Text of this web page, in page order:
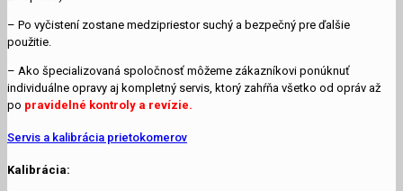
– Po vyčistení zostane medzipriestor suchý a bezpečný pre ďalšie
použitie.
– Ako špecializovaná spoločnosť môžeme zákazníkovi ponúknuť
individuálne opravy aj kompletný servis, ktorý zahŕňa všetko od opráv až
po pravidelné kontroly a revízie.
Servis a kalibrácia prietokomerov
Kalibrácia: